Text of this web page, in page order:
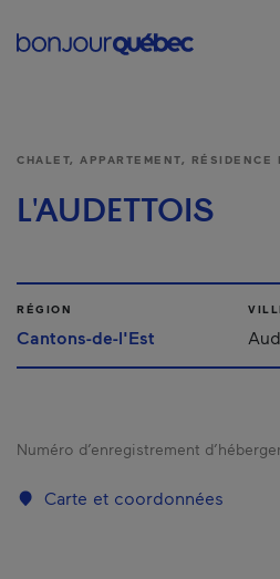
Main
CHALET, APPARTEMENT, RÉSIDENCE
L'AUDETTOIS
RÉGION
Cantons-de-l'Est
Numéro d’enregistrement
Carte et coordonnées